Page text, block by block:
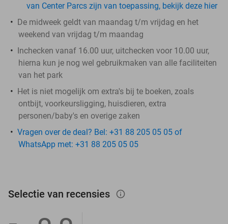
van Center Parcs zijn van toepassing, bekijk deze hier
De midweek geldt van maandag t/m vrijdag en het
weekend van vrijdag t/m maandag
Inchecken vanaf 16.00 uur, uitchecken voor 10.00 uur,
hierna kun je nog wel gebruikmaken van alle faciliteiten
van het park
Het is niet mogelijk om extra's bij te boeken, zoals
ontbijt, voorkeursligging, huisdieren, extra
personen/baby's en overige zaken
Vragen over de deal? Bel: +31 88 205 05 05 of
WhatsApp met: +31 88 205 05 05
Selectie van recensies info_outlined